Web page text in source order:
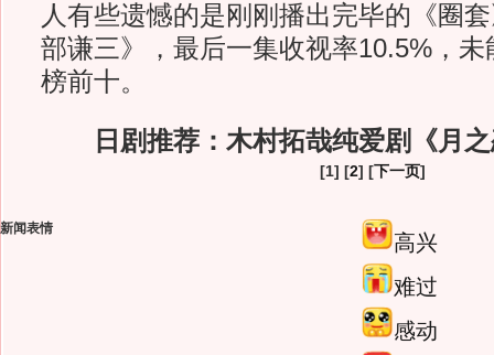
人有些遗憾的是刚刚播出完毕的《圈
部谦三》，最后一集收视率10.5%，
榜前十。
日剧推荐：木村拓哉纯爱剧《月
[1] [2] [下一页]
新闻表情
高兴
难过
感动